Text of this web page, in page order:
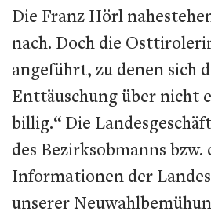
Die Franz Hörl
nach. Doch die
angeführt, zu denen sich
Enttäuschung über nicht
billig.“ Die
des Bezirksobmanns
Informationen der
unserer